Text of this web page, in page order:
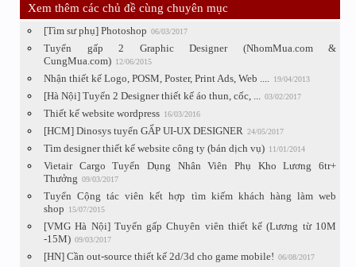
Xem thêm các chủ đề cùng chuyên mục
[Tìm sư phụ] Photoshop 06/03/2017
Tuyển gấp 2 Graphic Designer (NhomMua.com &
CungMua.com) 12/06/2015
Nhận thiết kế Logo, POSM, Poster, Print Ads, Web .... 19/04/2013
[Hà Nội] Tuyển 2 Designer thiết kế áo thun, cốc, ... 03/02/2017
Thiết kế website wordpress 16/03/2016
[HCM] Dinosys tuyển GẤP UI-UX DESIGNER 24/05/2017
Tìm designer thiết kế website công ty (bán dịch vụ) 11/01/2014
Vietair Cargo Tuyển Dụng Nhân Viên Phụ Kho Lương 6tr+
Thưởng 09/03/2017
Tuyển Cộng tác viên kết hợp tìm kiếm khách hàng làm web
shop
15/07/2015
[VMG Hà Nội] Tuyển gấp Chuyên viên thiết kế (Lương từ 10M
-15M) 09/03/2017
[HN] Cần out-source thiết kế 2d/3d cho game mobile! 06/08/2017